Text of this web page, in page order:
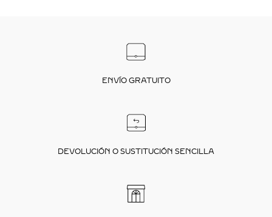
ENVÍO GRATUITO
DEVOLUCIÓN O SUSTITUCIÓN SENCILLA